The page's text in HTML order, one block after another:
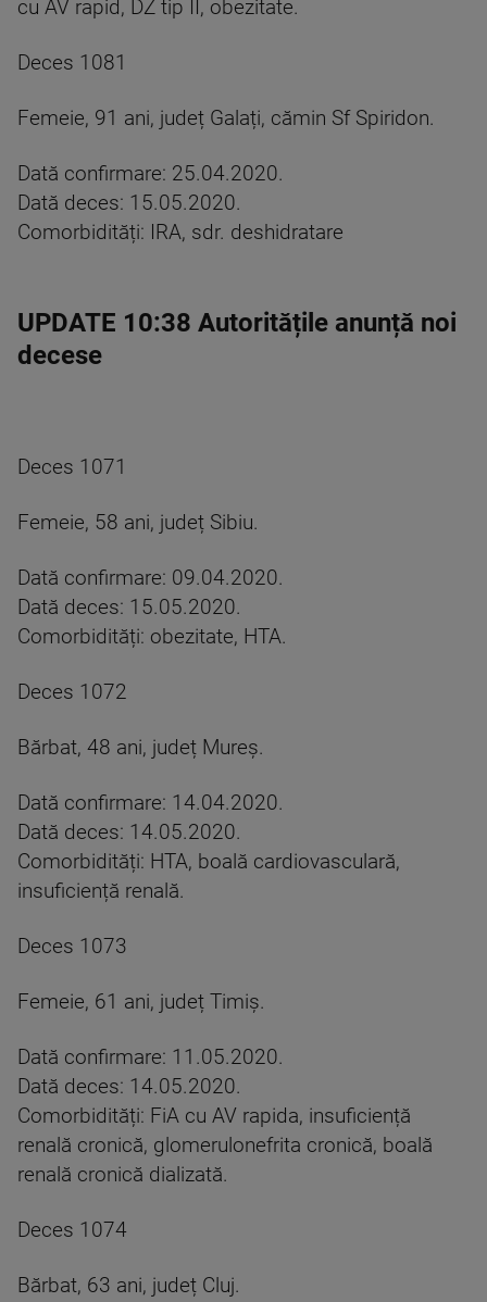
cu AV rapid, DZ tip II, obezitate.
Deces 1081
Femeie, 91 ani, județ Galați, cămin Sf Spiridon.
Dată confirmare: 25.04.2020.
Dată deces: 15.05.2020.
Comorbidități: IRA, sdr. deshidratare
UPDATE 10:38 Autoritățile anunță noi
decese
Deces 1071
Femeie, 58 ani, județ Sibiu.
Dată confirmare: 09.04.2020.
Dată deces: 15.05.2020.
Comorbidități: obezitate, HTA.
Deces 1072
Bărbat, 48 ani, județ Mureș.
Dată confirmare: 14.04.2020.
Dată deces: 14.05.2020.
Comorbidități: HTA, boală cardiovasculară,
insuficiență renală.
Deces 1073
Femeie, 61 ani, județ Timiș.
Dată confirmare: 11.05.2020.
Dată deces: 14.05.2020.
Comorbidități: FiA cu AV rapida, insuficiență
renală cronică, glomerulonefrita cronică, boală
renală cronică dializată.
Deces 1074
Bărbat, 63 ani, județ Cluj.